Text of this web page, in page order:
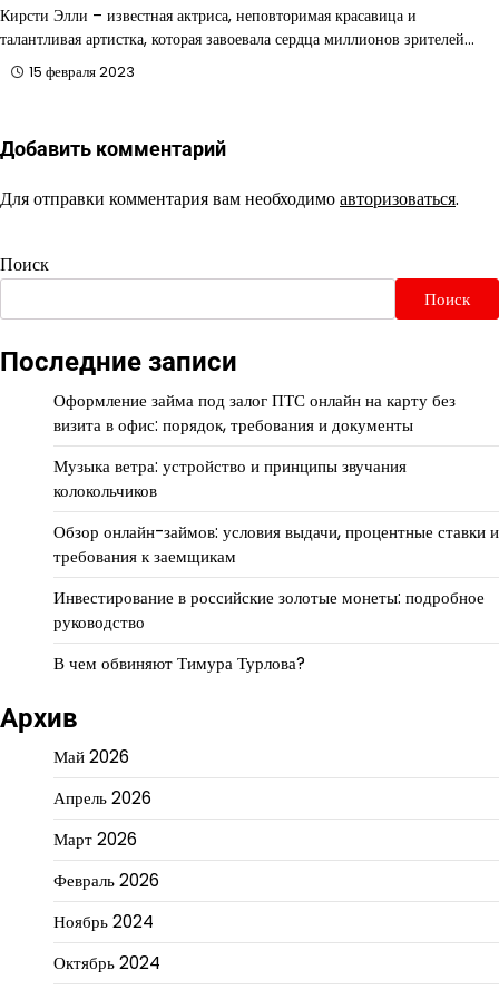
Кирсти Элли – известная актриса, неповторимая красавица и
талантливая артистка, которая завоевала сердца миллионов зрителей…
15 февраля 2023
Добавить комментарий
Для отправки комментария вам необходимоавторизоваться.
Поиск
Поиск
Последние записи
Оформление займа под залог ПТС онлайн на карту без
визита в офис: порядок, требования и документы
Музыка ветра: устройство и принципы звучания
колокольчиков
Обзор онлайн-займов: условия выдачи, процентные ставки и
требования к заемщикам
Инвестирование в российские золотые монеты: подробное
руководство
В чем обвиняют Тимура Турлова?
Архив
Май 2026
Апрель 2026
Март 2026
Февраль 2026
Ноябрь 2024
Октябрь 2024